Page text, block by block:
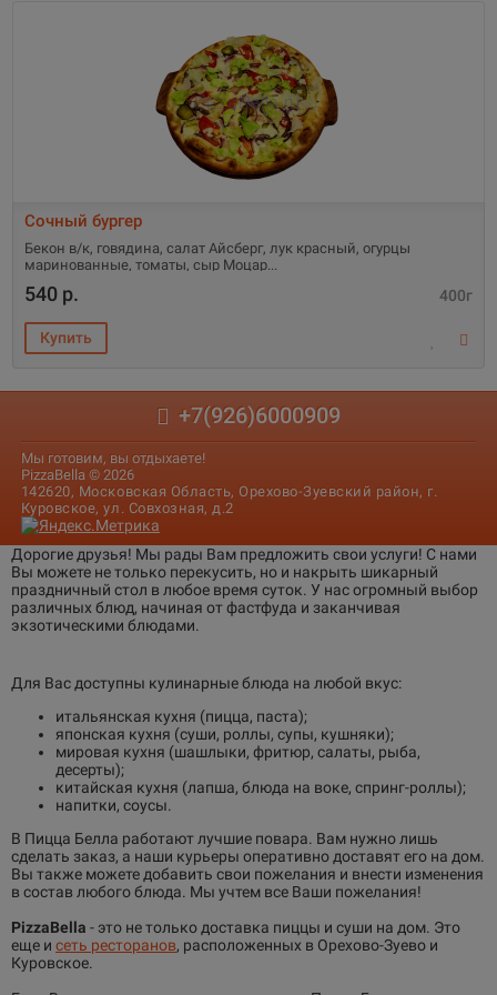
Сочный бургер
Бекон в/к, говядина, салат Айсберг, лук красный, огурцы
маринованные, томаты, сыр Моцар
400г
540 р.
+7(926)6000909
Мы готовим, вы отдыхаете!
PizzaBella © 2026
142620, Московская Область, Орехово-Зуевский район, г.
Куровское, ул. Совхозная, д.2
Дорогие друзья! Мы рады Вам предложить свои услуги! С нами
Вы можете не только перекусить, но и накрыть шикарный
праздничный стол в любое время суток. У нас огромный выбор
различных блюд, начиная от фастфуда и заканчивая
экзотическими блюдами.
Для Вас доступны кулинарные блюда на любой вкус:
итальянская кухня (пицца, паста);
японская кухня (суши, роллы, супы, кушняки);
мировая кухня (шашлыки, фритюр, салаты, рыба,
десерты);
китайская кухня (лапша, блюда на воке, спринг-роллы);
напитки, соусы.
В Пицца Белла работают лучшие повара. Вам нужно лишь
сделать заказ, а наши курьеры оперативно доставят его на дом.
Вы также можете добавить свои пожелания и внести изменения
в состав любого блюда. Мы учтем все Ваши пожелания!
PizzaBella - это не только доставка пиццы и суши на дом. Это
еще и сеть ресторанов, расположенных в Орехово-Зуево и
Куровское.